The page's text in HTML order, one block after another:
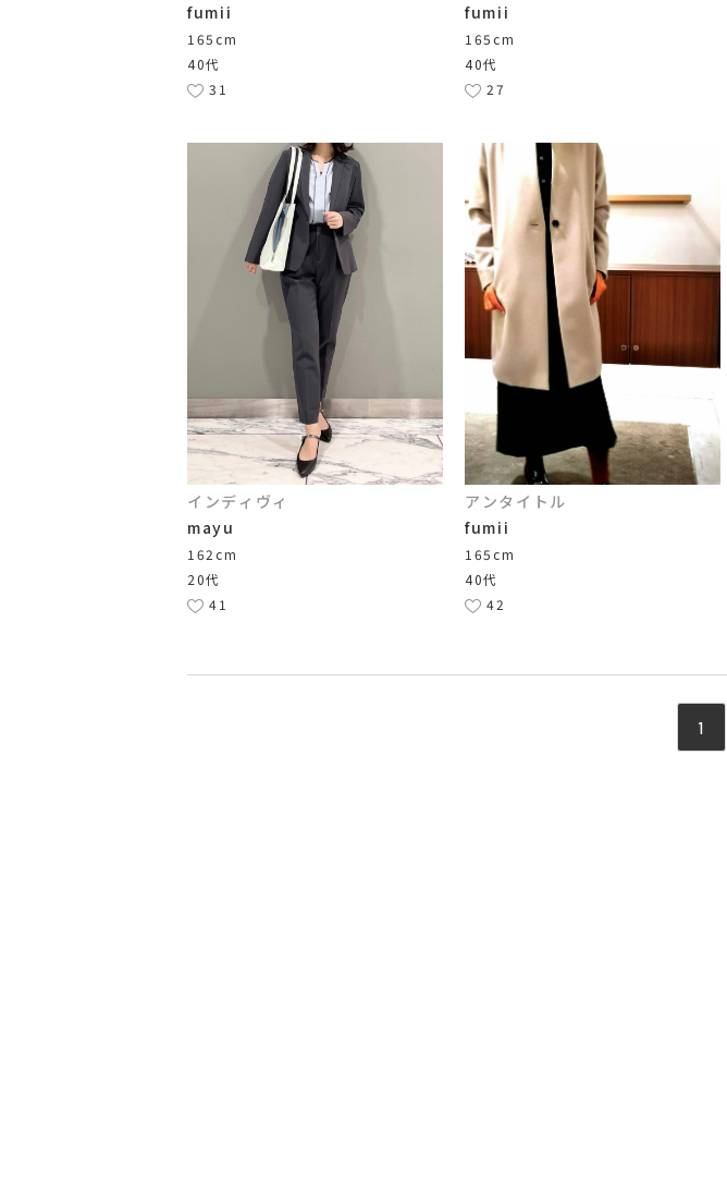
fumii
165cm
40代
31
fumii
165cm
40代
27
インディヴィ
mayu
162cm
20代
41
アンタイトル
fumii
165cm
40代
42
1